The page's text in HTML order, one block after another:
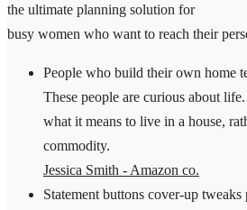
the ultimate planning solution for
busy women who want to reach their
People who build their own home
These people are curious about
what it means to live in a house,
commodity.
Jessica Smith - Amazon co.
Statement buttons cover-up tweaks